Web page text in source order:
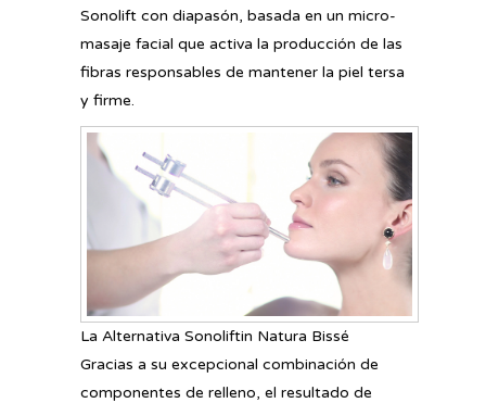
Sonolift con diapasón, basada en un micro-
masaje facial que activa la producción de las
fibras responsables de mantener la piel tersa
y firme.
La Alternativa Sonoliftin Natura Bissé
Gracias a su excepcional combinación de
componentes de relleno, el resultado de